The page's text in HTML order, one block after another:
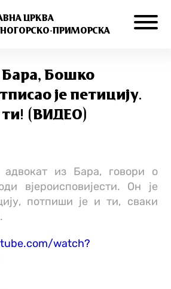
ЦРКВА
ПРИМОРСКА
Бара, Бошко
је петицију.
(ВИДЕО)
из Бара, говори о
вјероисповијести. Он је
потпиши је и ти, сваки
watch?